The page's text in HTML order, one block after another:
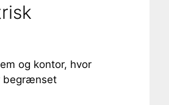
og kontor, hvor
begrænset